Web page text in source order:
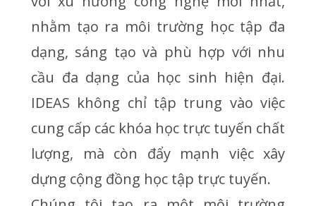
nhằm tạo ra môi trường học tập đa
dạng, sáng tạo và phù hợp với nhu
cầu đa dạng của học sinh hiện đại.
IDEAS không chỉ tập trung vào việc
cung cấp các khóa học trực tuyến chất
lượng, mà còn đẩy mạnh việc xây
dựng cộng đồng học tập trực tuyến.